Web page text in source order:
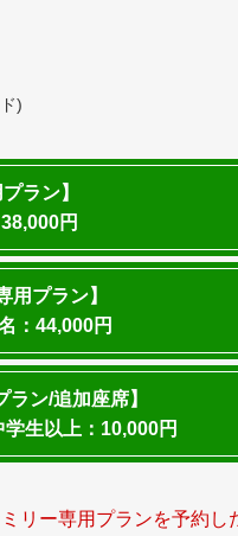
)
ラン】
円
用プラン】
：44,000円
ラン/追加座席】
生以上：10,000円
リー専用プランを予約し